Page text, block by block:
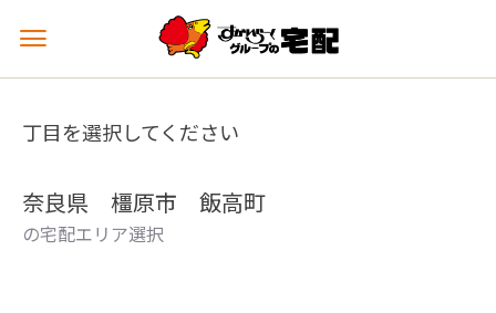
メ
ュ
を
丁目を選択してください
奈良県 橿原市 飯高町
の宅配エリア選択